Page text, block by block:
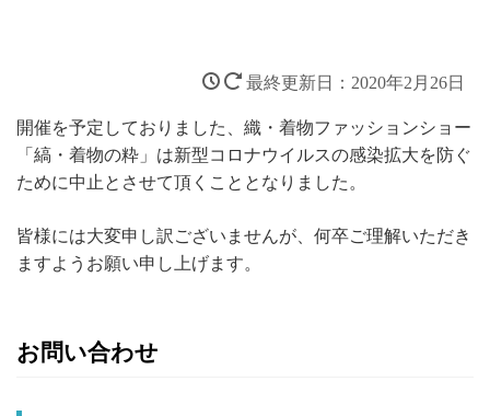
2020年2月26日
開催を予定しておりました、織・着物ファッションショー
「縞・着物の粋」は新型コロナウイルスの感染拡大を防ぐ
ために中止とさせて頂くこととなりました。
皆様には大変申し訳ございませんが、何卒ご理解いただき
ますようお願い申し上げます。
お問い合わせ